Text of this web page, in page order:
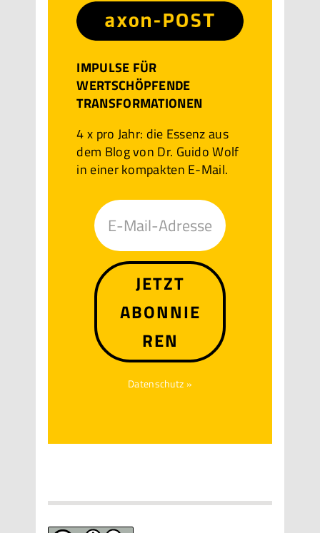
IMPULSE FÜR
WERTSCHÖPFENDE
TRANSFORMATIONEN
4 x pro Jahr: die Essenz aus
dem Blog von Dr. Guido Wolf
in einer kompakten E-Mail.
JETZT
ABONNIE
REN
Datenschutz »